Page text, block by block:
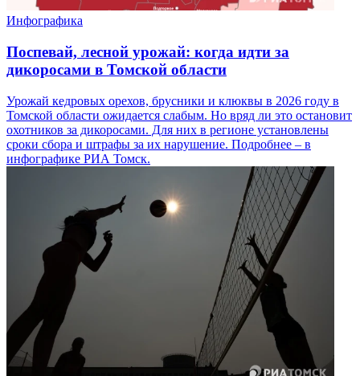
Инфографика
Поспевай, лесной урожай: когда идти за
дикоросами в Томской области
Урожай кедровых орехов, брусники и клюквы в 2026 году в
Томской области ожидается слабым. Но вряд ли это остановит
охотников за дикоросами. Для них в регионе установлены
сроки сбора и штрафы за их нарушение. Подробнее – в
инфографике РИА Томск.